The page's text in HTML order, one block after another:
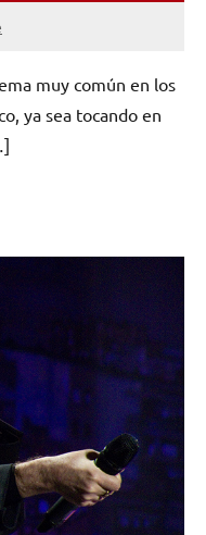
muy común en los
ya sea tocando en